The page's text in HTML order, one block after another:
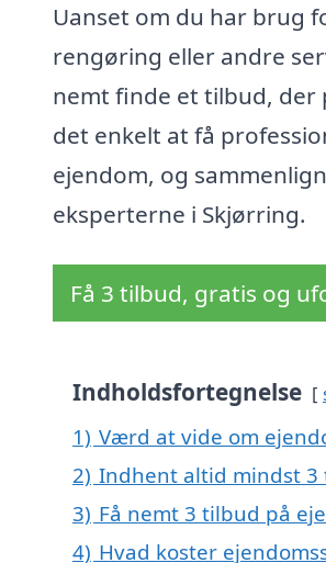
Uanset om du har brug
rengøring eller andre
nemt finde et tilbud, der
det enkelt at få
ejendom, og
eksperterne i Skjørring.
Få 3 tilbud, gratis og
Indholdsfortegnelse
1) Værd at vide om
2) Indhent altid mindst 3
3) Få nemt 3 tilbud på
4) Hvad koster